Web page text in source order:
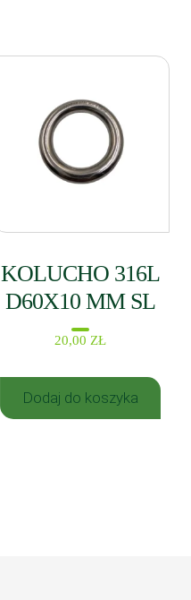
KOLUCHO 316L
D60X10 MM SL
20,00 ZŁ
Dodaj do koszyka